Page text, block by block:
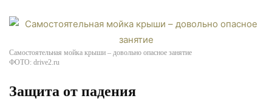
Самостоятельная мойка крыши – довольно опасное занятие
ФОТО: drive2.ru
Защита от падения